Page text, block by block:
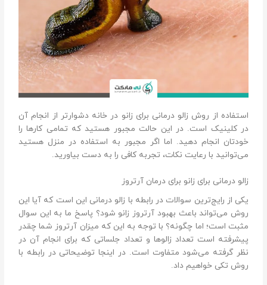
استفاده از روش زالو درمانی برای زانو در خانه دشوار‌تر از انجام آن
در کلینیک است. در این حالت مجبور هستید که تمامی کار‌ها را
خودتان انجام دهید. اما اگر مجبور به استفاده در منزل هستید
می‌توانید با رعایت نکات، تجربه کافی را به دست بیاورید.
زالو درمانی برای زانو برای درمان آرتروز
یکی از رایج‌ترین سوالات در رابطه با زالو درمانی این است که آیا این
روش می‌تواند باعث بهبود آرتروز زانو شود؟ پاسخ ما به این سوال
مثبت است؛ اما چگونه؟ با توجه به این که میزان آرتروز شما چقدر
پیشرفته است تعداد زالو‌ها و تعداد جلساتی که برای انجام آن در
نظر گرفته می‌شود متفاوت است. در اینجا توضیحاتی در رابطه با
روش تکی خواهیم داد.